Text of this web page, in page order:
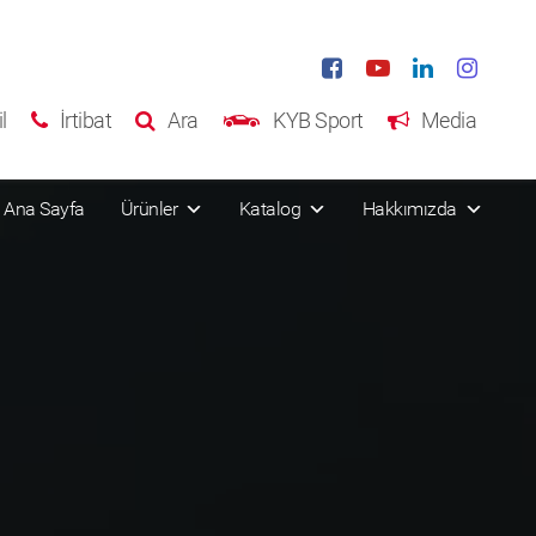
İrtibat Ara KYB Sport Media
Ana Sayfa Ürünler Katalog Hakkımızda